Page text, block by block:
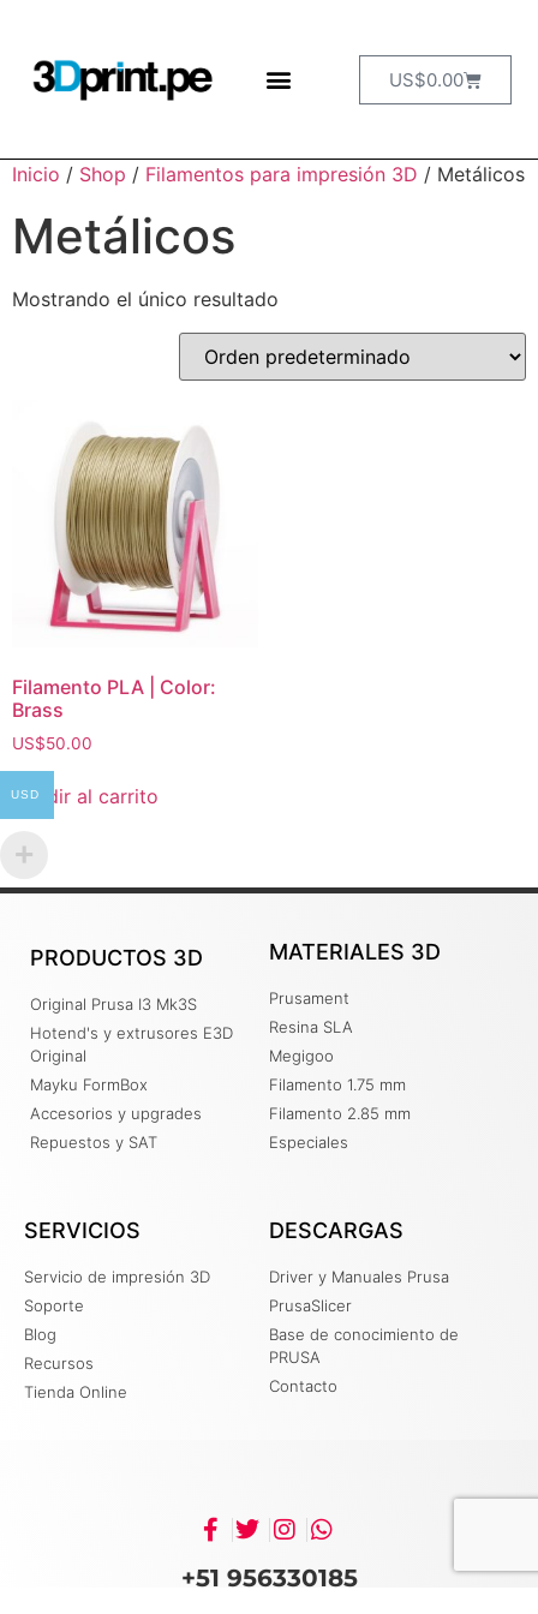
US$0.00
Inicio / Shop / Filamentos para impresión 3D / Metálicos
Metálicos
Mostrando el único resultado
Filamento PLA | Color:
Brass
US$50.00
Añadir al carrito
PRODUCTOS 3D
Original Prusa I3 Mk3S
Hotend's y extrusores E3D
Original
Mayku FormBox
Accesorios y upgrades
Repuestos y SAT
MATERIALES 3D
Prusament
Resina SLA
Megigoo
Filamento 1.75 mm
Filamento 2.85 mm
Especiales
SERVICIOS
Servicio de impresión 3D
Soporte
Blog
Recursos
Tienda Online
DESCARGAS
Driver y Manuales Prusa
PrusaSlicer
Base de conocimiento de
PRUSA
Contacto
+51 956330185
USD